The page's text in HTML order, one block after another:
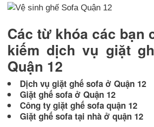
Các từ khóa các bạn
kiếm dịch vụ giặt
Quận 12
Dịch vụ giặt ghế sofa ở Quận 12
Giặt ghế sofa ở Quận 12
Công ty giặt ghế sofa quận 12
Giặt ghế sofa tại nhà ở quận 12